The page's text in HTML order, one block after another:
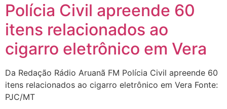
Polícia Civil apreende 60
itens relacionados ao
cigarro eletrônico em Vera
Da Redação Rádio Aruanã FM Polícia Civil apreende 60
itens relacionados ao cigarro eletrônico em Vera Fonte:
PJC/MT